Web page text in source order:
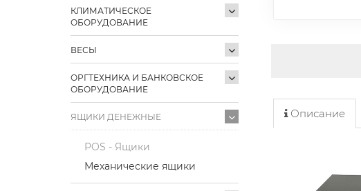
КЛИМАТИЧЕСКОЕ
ОБОРУДОВАНИЕ
ВЕСЫ
ОРГТЕХНИКА И БАНКОВСКОЕ
ОБОРУДОВАНИЕ
ЯЩИКИ ДЕНЕЖНЫЕ
POS - Ящики
Механические ящики
Описание